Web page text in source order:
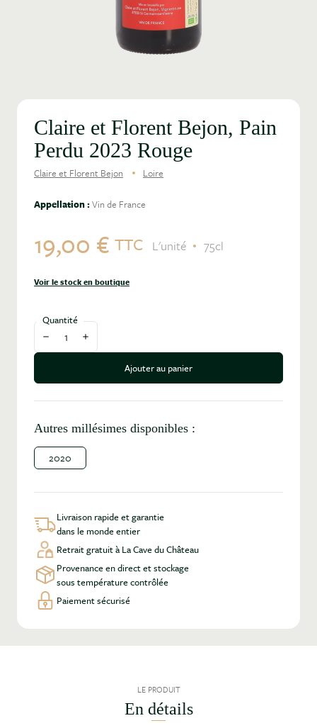
Claire et Florent Bejon, Pain
Perdu 2023 Rouge
Claire et Florent Bejon Loire
Appellation :Vin de France
19,00 € TTC L'unité 75cl
Voir le stock en boutique
Quantité
Diminuer la quantité
Augmenter la quantité
Ajouter au panier
Autres millésimes disponibles :
2020
Livraison rapide et garantie
dans le monde entier
Retrait gratuit à La Cave du Château
Provenance en direct et stockage
sous température contrôlée
Paiement sécurisé
LE PRODUIT
En détails